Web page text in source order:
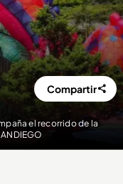
el recorrido de la
Compartir